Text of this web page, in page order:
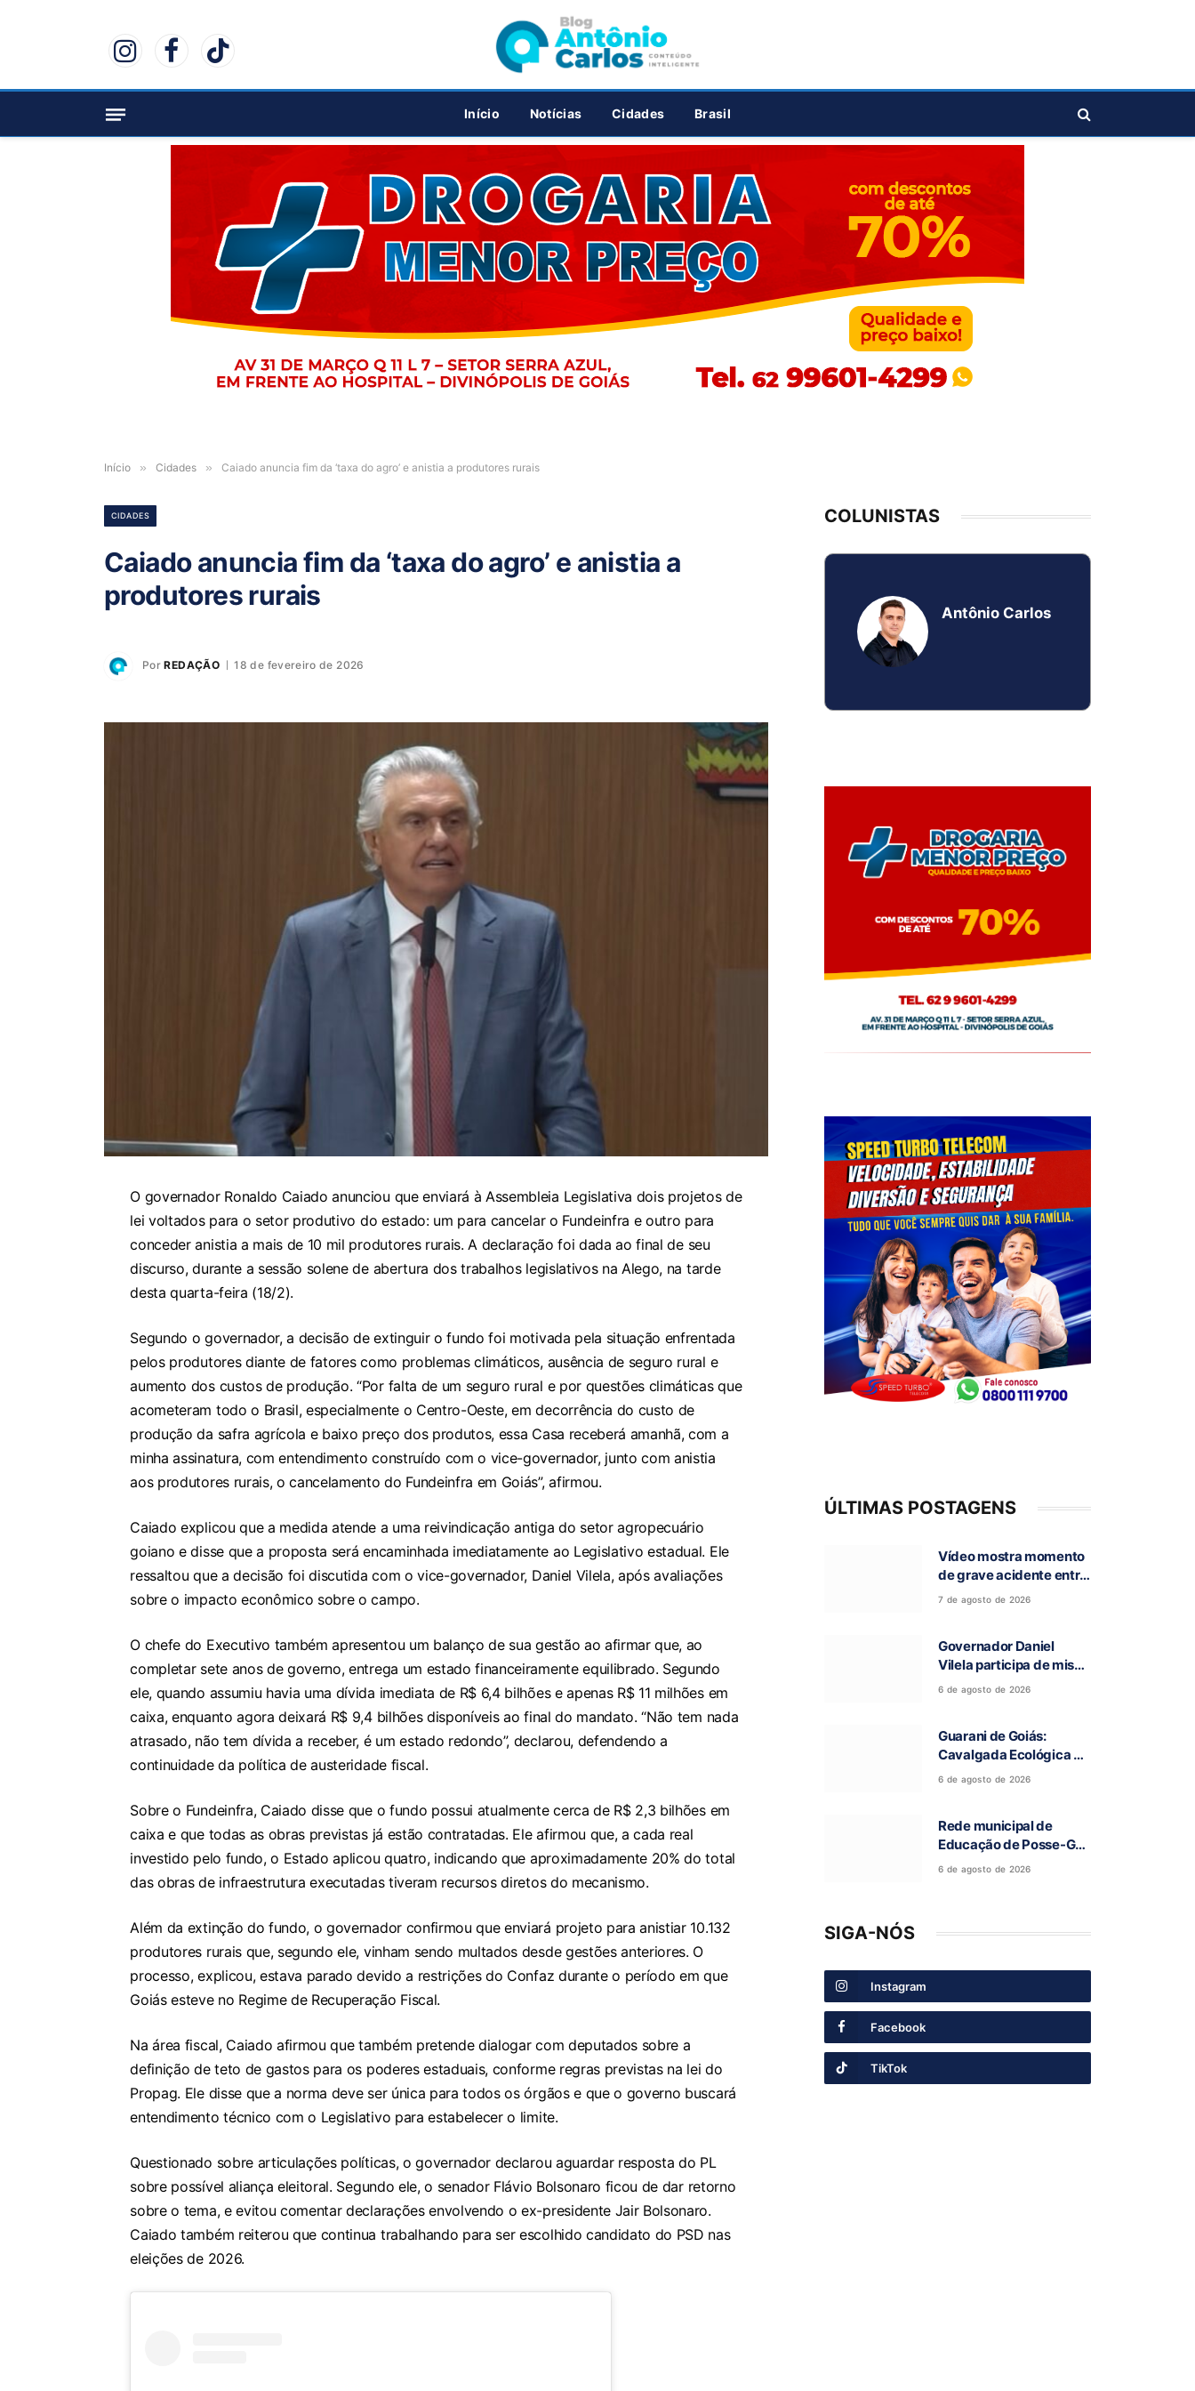
InstagramFacebookTikTok
Início Notícias Cidades Brasil
PUBLICIDADE
Início » Cidades » Caiado anuncia fim da ‘taxa do agro’ e anistia a produtores rurais
CIDADES
Caiado anuncia fim da ‘taxa do agro’ e anistia a
produtores rurais
Por REDAÇÃO 18 de fevereiro de 2026
O governador Ronaldo Caiado anunciou que enviará à Assembleia Legislativa dois projetos de
lei voltados para o setor produtivo do estado: um para cancelar o Fundeinfra e outro para
conceder anistia a mais de 10 mil produtores rurais. A declaração foi dada ao final de seu
discurso, durante a sessão solene de abertura dos trabalhos legislativos na Alego, na tarde
desta quarta-feira (18/2).
Segundo o governador, a decisão de extinguir o fundo foi motivada pela situação enfrentada
pelos produtores diante de fatores como problemas climáticos, ausência de seguro rural e
aumento dos custos de produção. “Por falta de um seguro rural e por questões climáticas que
acometeram todo o Brasil, especialmente o Centro-Oeste, em decorrência do custo de
produção da safra agrícola e baixo preço dos produtos, essa Casa receberá amanhã, com a
minha assinatura, com entendimento construído com o vice-governador, junto com anistia
aos produtores rurais, o cancelamento do Fundeinfra em Goiás”, afirmou.
Caiado explicou que a medida atende a uma reivindicação antiga do setor agropecuário
goiano e disse que a proposta será encaminhada imediatamente ao Legislativo estadual. Ele
ressaltou que a decisão foi discutida com o vice-governador, Daniel Vilela, após avaliações
sobre o impacto econômico sobre o campo.
O chefe do Executivo também apresentou um balanço de sua gestão ao afirmar que, ao
completar sete anos de governo, entrega um estado financeiramente equilibrado. Segundo
ele, quando assumiu havia uma dívida imediata de R$ 6,4 bilhões e apenas R$ 11 milhões em
caixa, enquanto agora deixará R$ 9,4 bilhões disponíveis ao final do mandato. “Não tem nada
atrasado, não tem dívida a receber, é um estado redondo”, declarou, defendendo a
continuidade da política de austeridade fiscal.
Sobre o Fundeinfra, Caiado disse que o fundo possui atualmente cerca de R$ 2,3 bilhões em
caixa e que todas as obras previstas já estão contratadas. Ele afirmou que, a cada real
investido pelo fundo, o Estado aplicou quatro, indicando que aproximadamente 20% do total
das obras de infraestrutura executadas tiveram recursos diretos do mecanismo.
Além da extinção do fundo, o governador confirmou que enviará projeto para anistiar 10.132
produtores rurais que, segundo ele, vinham sendo multados desde gestões anteriores. O
processo, explicou, estava parado devido a restrições do Confaz durante o período em que
Goiás esteve no Regime de Recuperação Fiscal.
Na área fiscal, Caiado afirmou que também pretende dialogar com deputados sobre a
definição de teto de gastos para os poderes estaduais, conforme regras previstas na lei do
Propag. Ele disse que a norma deve ser única para todos os órgãos e que o governo buscará
entendimento técnico com o Legislativo para estabelecer o limite.
Questionado sobre articulações políticas, o governador declarou aguardar resposta do PL
sobre possível aliança eleitoral. Segundo ele, o senador Flávio Bolsonaro ficou de dar retorno
sobre o tema, e evitou comentar declarações envolvendo o ex-presidente Jair Bolsonaro.
Caiado também reiterou que continua trabalhando para ser escolhido candidato do PSD nas
eleições de 2026.
COLUNISTAS
Antônio Carlos
ÚLTIMAS POSTAGENS
Vídeo mostra momento
de grave acidente entre
ônibus e caminhão que
7 de agosto de 2026
Governador Daniel
Vilela participa de missa
e visita caverna durante
Ronca
6 de agosto de 2026
Guarani de Goiás:
Cavalgada Ecológica da
Fé reúne grande público
6 de agosto de 2026
Rede municipal de
Educação de Posse-GO
atinge resultado
6 de agosto de 2026
SIGA-NÓS
Instagram
Facebook
TikTok